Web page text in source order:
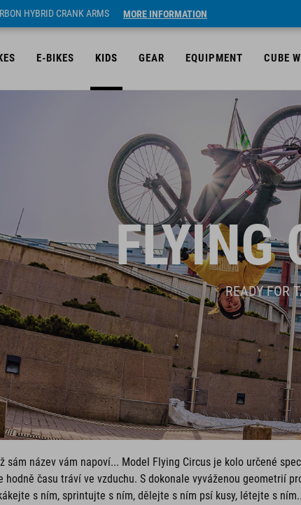
HYBRID CRANK ARMS MORE INFORMATION
E-BIKES KIDS GEAR EQUIPMENT CUBE
FLYING
READY FOR
sám název vám napoví... Model Flying Circus je kolo určené
hodně času tráví ve vzduchu. S dokonale vyváženou geometrií
s ním, sprintujte s ním, dělejte s ním psí kusy, létejte s